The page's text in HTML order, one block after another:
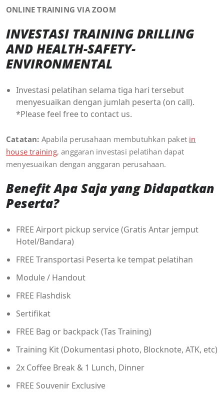
ONLINE TRAINING VIA ZOOM
INVESTASI TRAINING DRILLING
AND HEALTH-SAFETY-
ENVIRONMENTAL
Investasi pelatihan selama tiga hari tersebut
menyesuaikan dengan jumlah peserta (on call).
*Please feel free to contact us.
Catatan: Apabila perusahaan membutuhkan paket in
house training, anggaran investasi pelatihan dapat
menyesuaikan dengan anggaran perusahaan.
Benefit Apa Saja yang Didapatkan
Peserta?
FREE Airport pickup service (Gratis Antar jemput
Hotel/Bandara)
FREE Transportasi Peserta ke tempat pelatihan
Module / Handout
FREE Flashdisk
Sertifikat
FREE Bag or backpack (Tas Training)
Training Kit (Dokumentasi photo, Blocknote, ATK, etc)
2x Coffee Break & 1 Lunch, Dinner
FREE Souvenir Exclusive